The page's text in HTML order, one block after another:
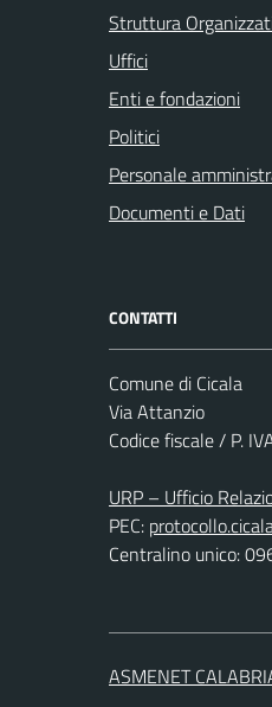
Struttura
Uffici
Enti e fondazioni
Politici
Personale
Documenti e Dati
CONTATTI
Comune di Cicala
Via Attanzio
Codice fiscale / P.
URP – Ufficio
PEC:
Centralino unico:
ASMENET